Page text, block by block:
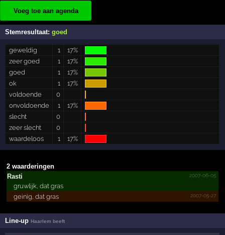
Voeg toe aan agenda
Stemresultaat:goed
geweldig 1
17%
zeer goed
1
17%
goed
1
17%
ok
1
17%
voldoende
0
onvoldoende
1
17%
slecht
0
zeer slecht
0
waardeloos
1 17%
2 waarderingen
Rasti
2007-06-05
gruwlijk, dat gras
2007-05-27
geinig, dat gras
Line-upHaarlem beeft